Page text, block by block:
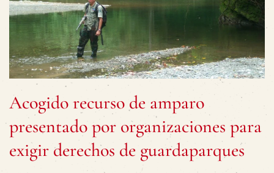
Acogido recurso de amparo
presentado por organizaciones para
exigir derechos de guardaparques